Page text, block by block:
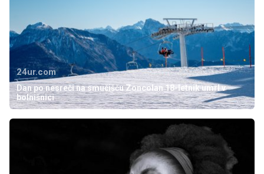
24ur.com
Dan po nesreči na smučišču Zoncolan 18-letnik umrl v
bolnišnici